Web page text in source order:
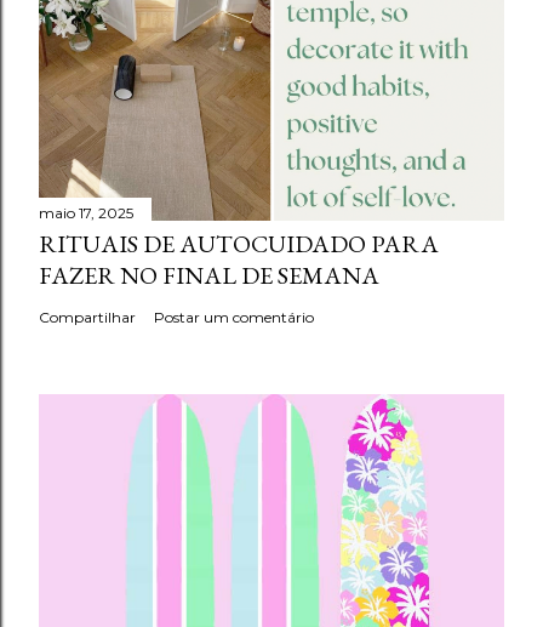
maio 17, 2025
RITUAIS DE AUTOCUIDADO PARA
FAZER NO FINAL DE SEMANA
Compartilhar Postar um comentário